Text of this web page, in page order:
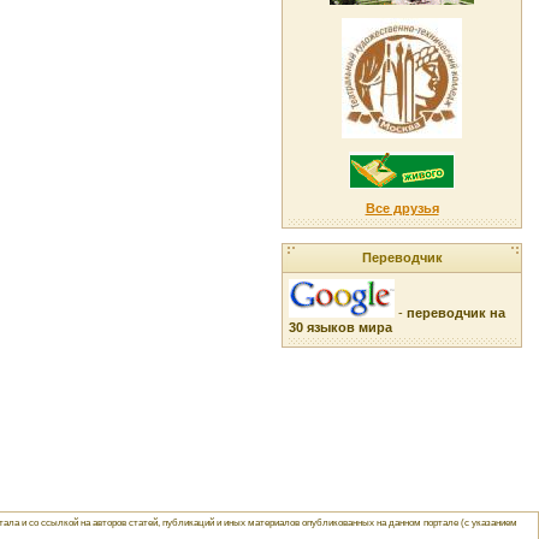
Все друзья
Переводчик
- переводчик на
30 языков мира
и со ссылкой на авторов статей, публикаций и иных материалов опубликованных на данном портале (с указанием